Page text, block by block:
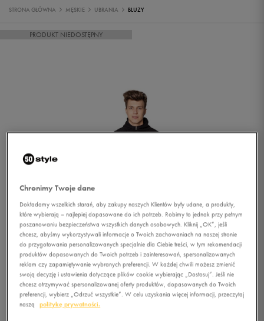
STRONA GŁÓWNA MĘSKIE UBRANIA BLUZY
PRODUKT NIEDOSTĘPNY
Chronimy Twoje dane
Dokładamy wszelkich starań, aby zakupy naszych Klientów były udane, a produkty,
które wybierają – najlepiej dopasowane do ich potrzeb. Robimy to jednak przy pełnym
poszanowaniu bezpieczeństwa wszystkich danych osobowych. Kliknij „OK”, jeśli
chcesz, abyśmy wykorzystywali informacje o Twoich zachowaniach na naszej stronie
do przygotowania personalizowanych specjalnie dla Ciebie treści, w tym rekomendacji
produktów dopasowanych do Twoich potrzeb i zainteresowań, spersonalizowanych
reklam czy zapamiętywanie wybranych preferencji. W każdej chwili możesz zmienić
swoją decyzję i ustawienia dotyczące plików cookie wybierając „Dostosuj”. Jeśli nie
chcesz otrzymywać spersonalizowanej oferty produktów, dopasowanych do Twoich
preferencji, wybierz „Odrzuć wszystkie”. W celu uzyskania więcej informacji, przeczytaj
naszą
politykę prywatności.